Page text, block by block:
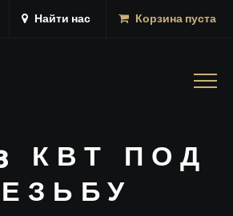
Найти нас Корзина пуста
КВТ ПОД